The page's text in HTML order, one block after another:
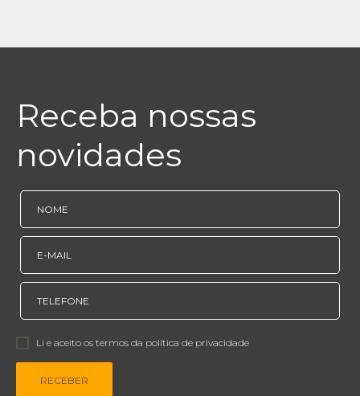
Receba nossas
novidades
Li e aceito os termos da política de privacidade
RECEBER